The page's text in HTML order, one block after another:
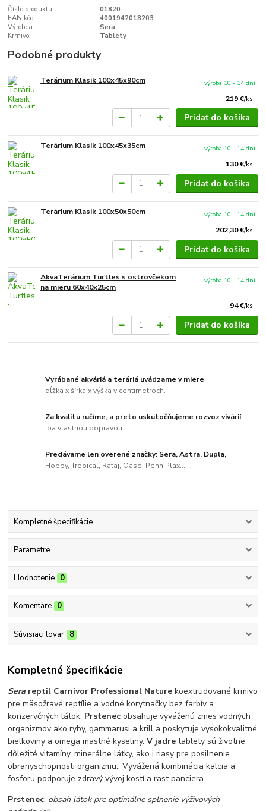
Číslo produktu:
01820
EAN kód:
4001942018203
Výrobca:
Sera
Krmivo:
Tablety
Podobné produkty
Terárium Klasik 100x45x90cm
219 €/ks
výroba 10 - 14 dní
Pridať do košíka
Terárium Klasik 100x45x35cm
130 €/ks
výroba 10 - 14 dní
Pridať do košíka
Terárium Klasik 100x50x50cm
202,30 €/ks
výroba 10 - 14 dní
Pridať do košíka
AkvaTerárium Turtles s ostrovčekom
na mieru 60x40x25cm
94 €/ks
výroba 10 - 14 dní
Pridať do košíka
Vyrábané akváriá a teráriá uvádzame v miere
dĺžka x šírka x výška v centimetroch.
Za kvalitu ručíme, a preto uskutočňujeme rozvoz vivárií
iba vlastnou dopravou.
Predávame len overené značky: Sera, Astra, Dupla,
Hobby, Tropical, Rataj, Oase, Penn Plax...
Kompletné špecifikácie
Parametre
Hodnotenie 0
Komentáre 0
Súvisiaci tovar 8
Kompletné špecifikácie
Sera reptil Carnivor Professional Nature koextrudované krmivo
pre mäsožravé reptílie a vodné korytnačky bez farbív a
konzervčných látok. Prstenec obsahuje vyváženú zmes vodných
organizmov ako ryby, gammarusi a krill a poskytuje vysokokvalitné
bielkoviny a omega mastné kyseliny.V jadre tablety sú životne
dôležité vitamíny, minerálne látky, ako i riasy pre posilnenie
obranyschopnosti organizmu.. Vyvážená kombinácia kalcia a
fosforu podporuje zdravý vývoj kostí a rast panciera.
Prstenec: obsah látok pre optimálne splnenie výživových